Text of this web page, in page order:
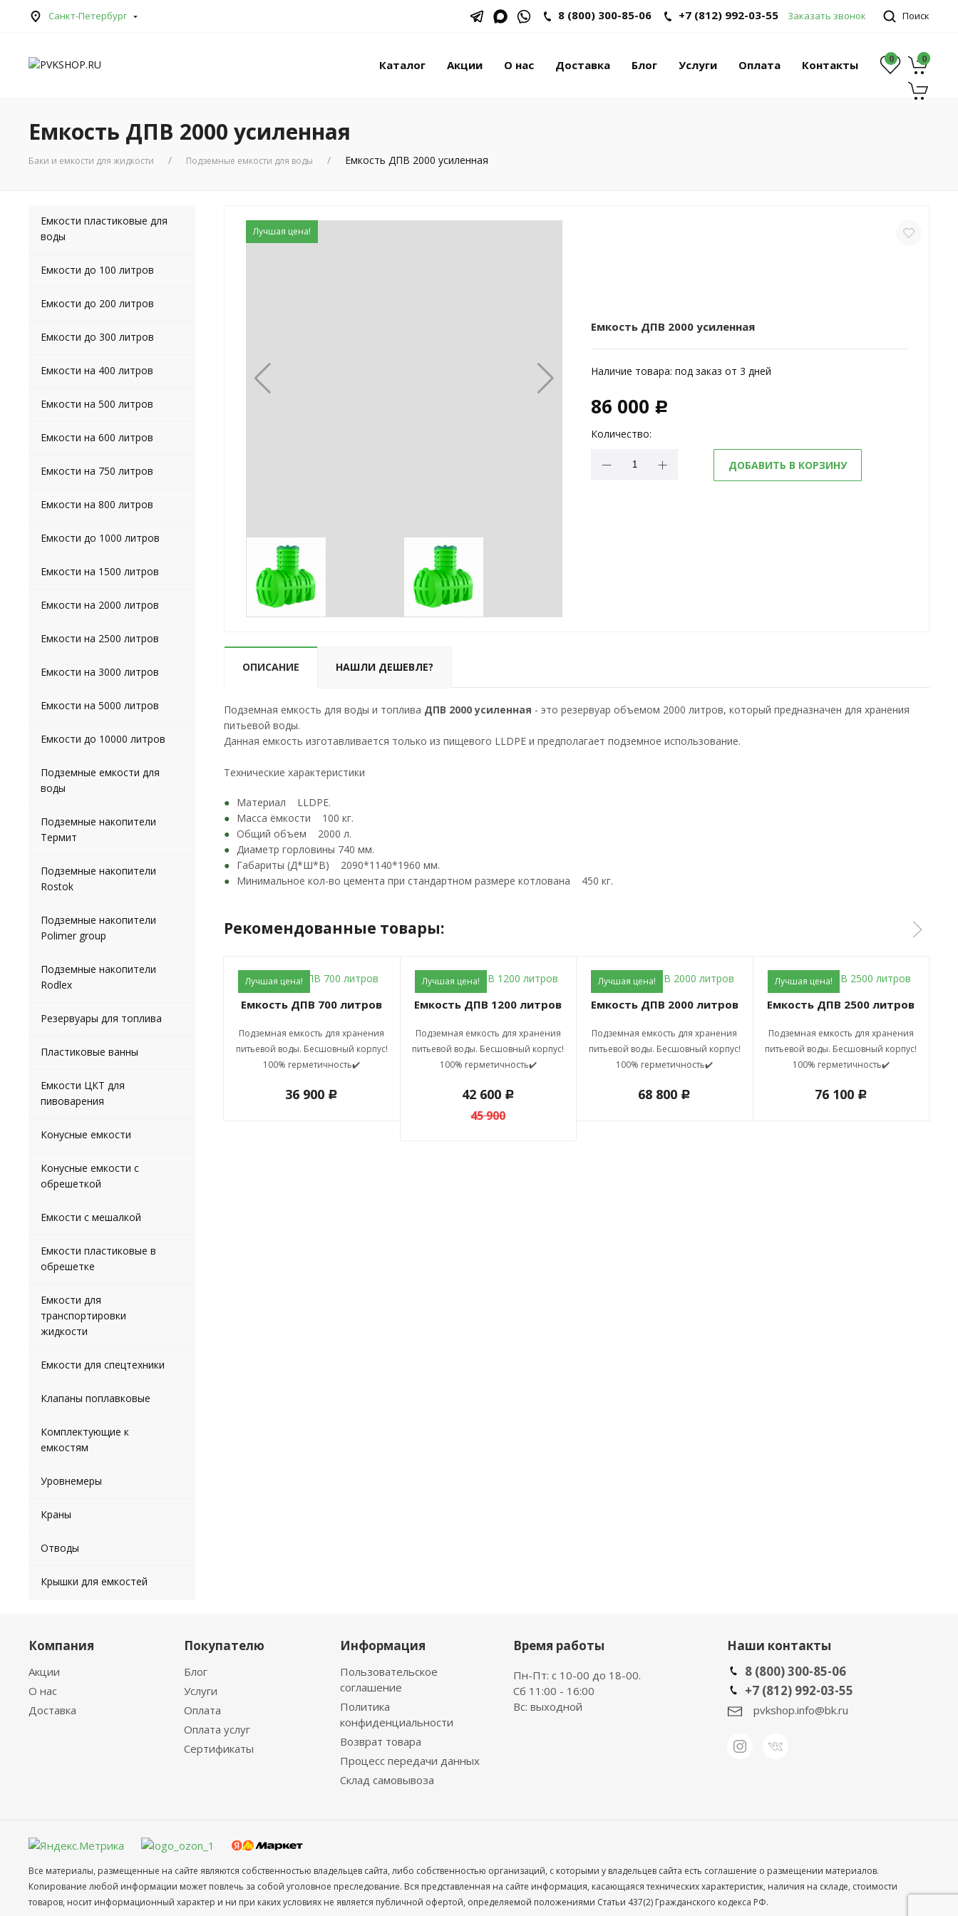
Санкт-Петербург 8 (800) 300-85-06 +7 (812) 992-03-55 Заказать звонок Поиск
Каталог Акции О нас Доставка Блог Услуги Оплата Контакты 0 0
0
Емкость ДПВ 2000 усиленная
Баки и емкости для жидкости Подземные емкости для воды Емкость ДПВ 2000 усиленная
Емкости пластиковые для
воды
Емкости до 100 литров
Емкости до 200 литров
Емкости до 300 литров
Емкости на 400 литров
Емкости на 500 литров
Емкости на 600 литров
Емкости на 750 литров
Емкости на 800 литров
Емкости до 1000 литров
Емкости на 1500 литров
Емкости на 2000 литров
Емкости на 2500 литров
Емкости на 3000 литров
Емкости на 5000 литров
Емкости до 10000 литров
Подземные емкости для
воды
Подземные накопители
Термит
Подземные накопители
Rostok
Подземные накопители
Polimer group
Подземные накопители
Rodlex
Резервуары для топлива
Пластиковые ванны
Емкости ЦКТ для
пивоварения
Конусные емкости
Конусные емкости с
обрешеткой
Емкости с мешалкой
Емкости пластиковые в
обрешетке
Емкости для
транспортировки
жидкости
Емкости для спецтехники
Клапаны поплавковые
Комплектующие к
емкостям
Уровнемеры
Краны
Отводы
Крышки для емкостей
Лучшая цена!
Емкость ДПВ 2000 усиленная
Наличие товара: под заказ от 3 дней
86 000 c
Количество:
ДОБАВИТЬ В КОРЗИНУ
ОПИСАНИЕ НАШЛИ ДЕШЕВЛЕ?
Подземная емкость для воды и топлива ДПВ 2000 усиленная - это резервуар объемом 2000 литров, который предназначен для хранения
питьевой воды.
Данная емкость изготавливается только из пищевого LLDPE и предполагает подземное использование.
Технические характеристики
Материал LLDPE.
Масса ёмкости 100 кг.
Общий объем 2000 л.
Диаметр горловины 740 мм.
Габариты (Д*Ш*В) 2090*1140*1960 мм.
Минимальное кол-во цемента при стандартном размере котлована 450 кг.
Рекомендованные товары:
Лучшая цена!
Емкость ДПВ 700 литров
Подземная емкость для хранения
питьевой воды. Бесшовный корпус!
100% герметичность✔️
36 900 c
Лучшая цена!
Емкость ДПВ 1200 литров
Подземная емкость для хранения
питьевой воды. Бесшовный корпус!
100% герметичность✔️
42 600 c
45 900
Лучшая цена!
Емкость ДПВ 2000 литров
Подземная емкость для хранения
питьевой воды. Бесшовный корпус!
100% герметичность✔️
68 800 c
Лучшая цена!
Емкость ДПВ 2500 литров
Подземная емкость для хранения
питьевой воды. Бесшовный корпус!
100% герметичность✔️
76 100 c
Компания
Акции
О нас
Доставка
Покупателю
Блог
Услуги
Оплата
Оплата услуг
Сертификаты
Информация
Пользовательское
соглашение
Политика
конфиденциальности
Возврат товара
Процесс передачи данных
Склад самовывоза
Время работы
Пн-Пт: с 10-00 до 18-00.
Сб 11:00 - 16:00
Вс: выходной
Наши контакты
8 (800) 300-85-06
+7 (812) 992-03-55
pvkshop.info@bk.ru
Все материалы, размещенные на сайте являются собственностью владельцев сайта, либо собственностью организаций, с которыми у владельцев сайта есть соглашение о размещении материалов.
Копирование любой информации может повлечь за собой уголовное преследование. Вся представленная на сайте информация, касающаяся технических характеристик, наличия на складе, стоимости
товаров, носит информационный характер и ни при каких условиях не является публичной офертой, определяемой положениями Статьи 437(2) Гражданского кодекса РФ.